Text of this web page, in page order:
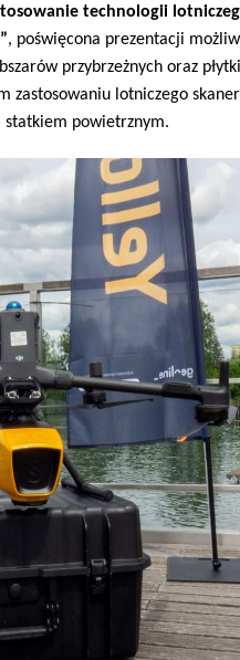
technologii
, poświęcona prezentacji
przybrzeżnych oraz
zastosowaniu lotniczego
statkiem powietrznym.